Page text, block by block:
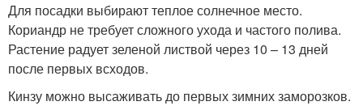
Для посадки выбирают теплое солнечное место.
Кориандр не требует сложного ухода и частого полива.
Растение радует зеленой листвой через 10 – 13 дней
после первых всходов.
Кинзу можно высаживать до первых зимних заморозков.